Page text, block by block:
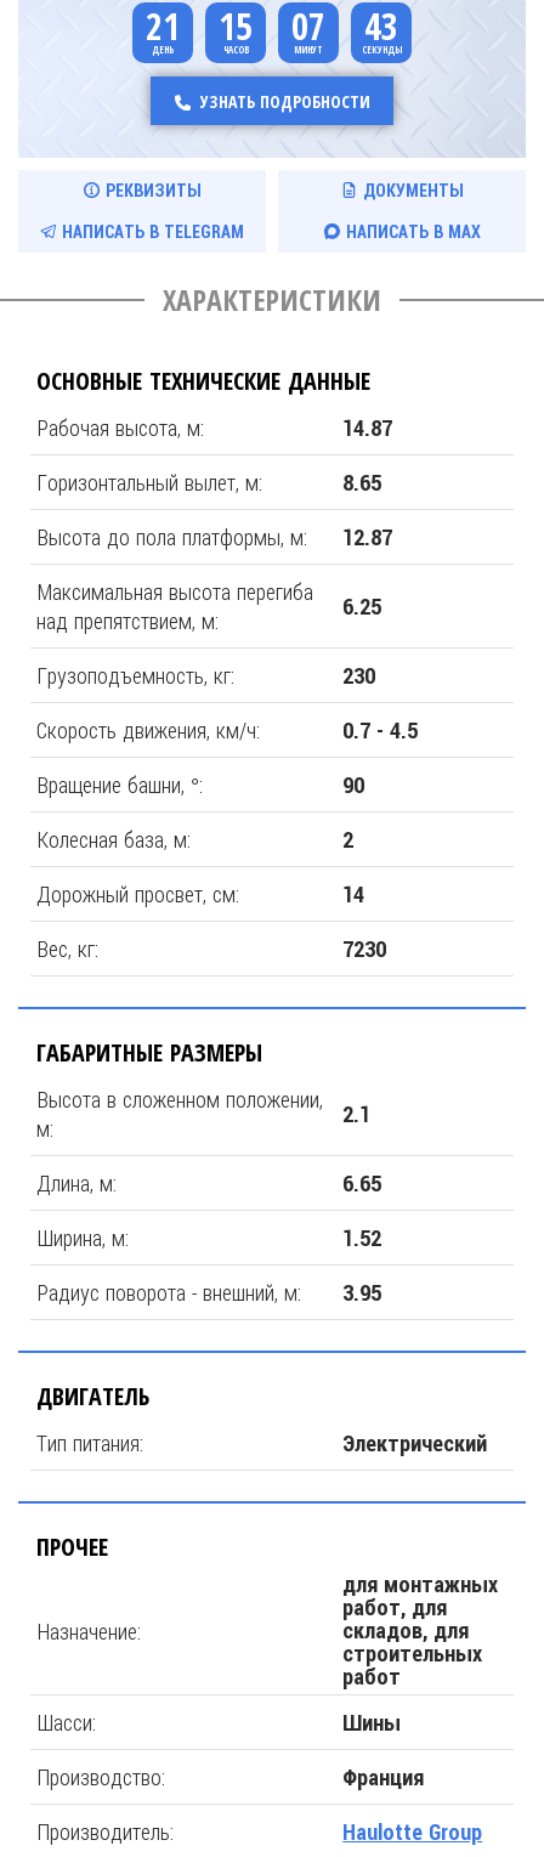
21 15 07 43
УЗНАТЬ ПОДРОБНОСТИ
РЕКВИЗИТЫ ДОКУМЕНТЫ
НАПИСАТЬ В TELEGRAM НАПИСАТЬ В MAX
ХАРАКТЕРИСТИКИ
ОСНОВНЫЕ ТЕХНИЧЕСКИЕ ДАННЫЕ
Рабочая высота, м: 14.87
Горизонтальный вылет, м: 8.65
Высота до пола платформы, м: 12.87
Максимальная высота перегиба
над препятствием, м:
6.25
Грузоподъемность, кг: 230
Скорость движения, км/ч: 0.7 - 4.5
Вращение башни, °: 90
Колесная база, м: 2
Дорожный просвет, см: 14
Вес, кг: 7230
ГАБАРИТНЫЕ РАЗМЕРЫ
Высота в сложенном положении,
м:
2.1
Длина, м: 6.65
Ширина, м: 1.52
Радиус поворота - внешний, м: 3.95
ДВИГАТЕЛЬ
Тип питания: Электрический
ПРОЧЕЕ
Назначение:
для монтажных
работ, для
складов, для
строительных
работ
Шасси: Шины
Производство: Франция
Производитель: Haulotte Group